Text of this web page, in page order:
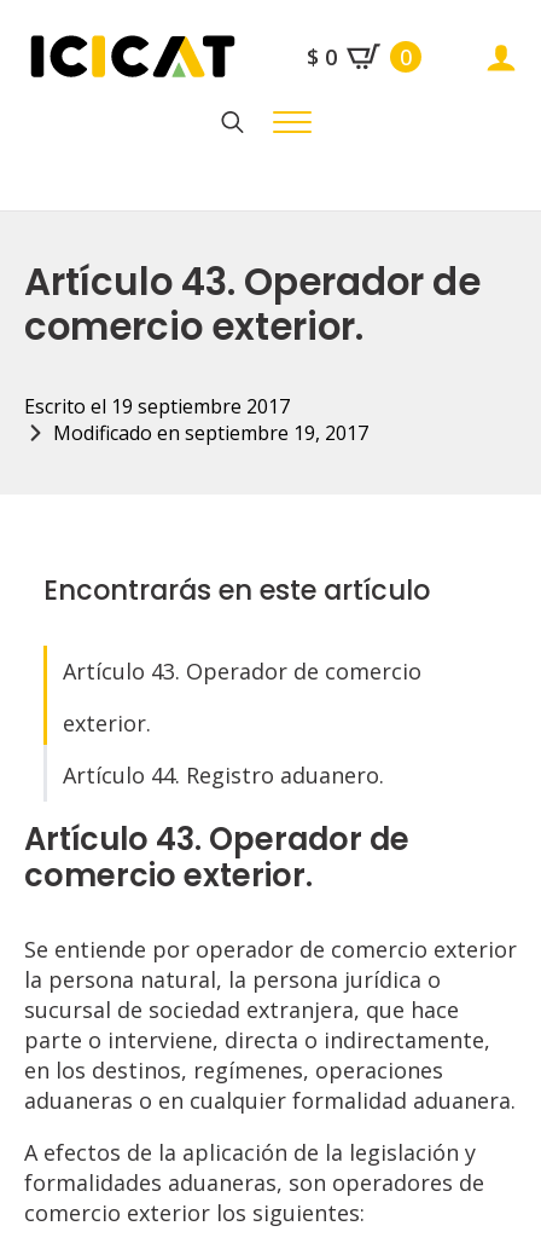
$ 0 0
Artículo 43. Operador de
comercio exterior.
Escrito el 19 septiembre 2017
Modificado en septiembre 19, 2017
Encontrarás en este artículo
Artículo 43. Operador de comercio
exterior.
Artículo 44. Registro aduanero.
Artículo 43. Operador de
comercio exterior.
Se entiende por operador de comercio exterior
la persona natural, la persona jurídica o
sucursal de sociedad extranjera, que hace
parte o interviene, directa o indirectamente,
en los destinos, regímenes, operaciones
aduaneras o en cualquier formalidad aduanera.
A efectos de la aplicación de la legislación y
formalidades aduaneras, son operadores de
comercio exterior los siguientes: